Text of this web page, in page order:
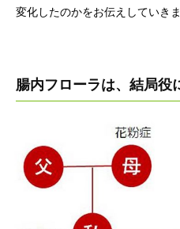
変化したのかをお伝えしていきま
腸内フローラは、結局役